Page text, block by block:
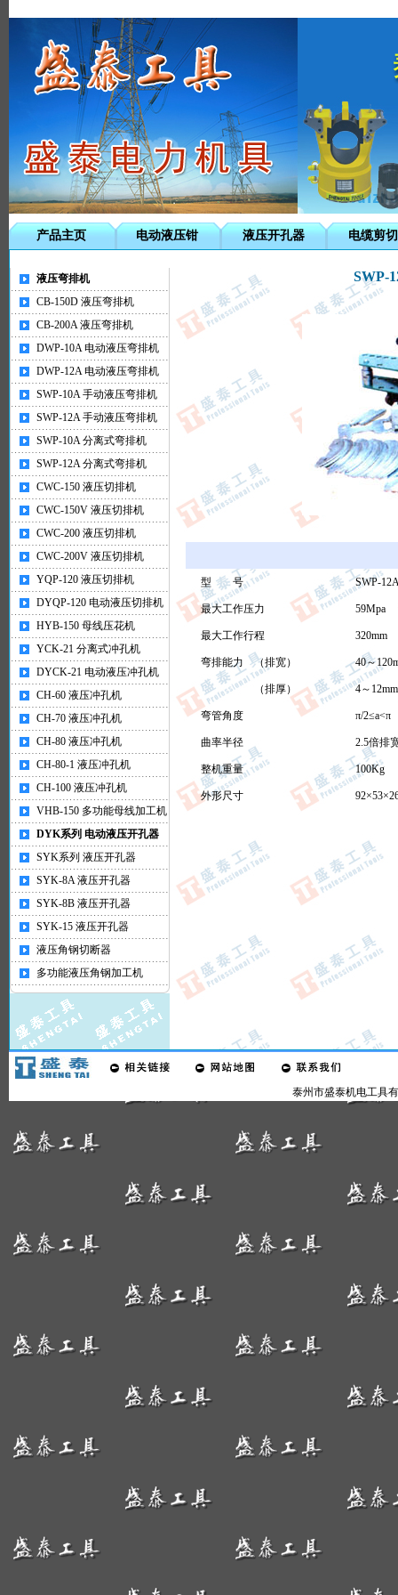
产品主页 电动液压钳 液压开孔器 电缆剪
液压弯排机
CB-150D 液压弯排机
CB-200A 液压弯排机
DWP-10A 电动液压弯排机
DWP-12A 电动液压弯排机
SWP-10A 手动液压弯排机
SWP-12A 手动液压弯排机
SWP-10A 分离式弯排机
SWP-12A 分离式弯排机
CWC-150 液压切排机
CWC-150V 液压切排机
CWC-200 液压切排机
CWC-200V 液压切排机
YQP-120 液压切排机
DYQP-120 电动液压切排机
HYB-150 母线压花机
YCK-21 分离式冲孔机
DYCK-21 电动液压冲孔机
CH-60 液压冲孔机
CH-70 液压冲孔机
CH-80 液压冲孔机
CH-80-1 液压冲孔机
CH-100 液压冲孔机
VHB-150 多功能母线加工机
DYK系列 电动液压开孔器
SYK系列 液压开孔器
SYK-8A 液压开孔器
SYK-8B 液压开孔器
SYK-15 液压开孔器
液压角钢切断器
多功能液压角钢加工机
SWP-
型 号 SWP-
最大工作压力 59Mpa
最大工作行程 320mm
弯排能力 （排宽） 40～
（排厚） 4～12mm
弯管角度 π/2≤a<π
曲率半径 2.5倍排
整机重量 100Kg
外形尺寸
泰州市盛泰机电工具